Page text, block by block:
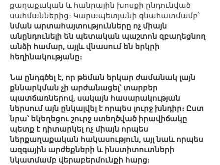
քաղաքական և հանրային խոսքի ընդունված
սահմաններից։ Կարապետյանի գնահատմամբ՝
նման արտահայտությունները ոչ միայն
անընդունելի են պետական պաշտոն զբաղեցնող
անձի համար, այլև վնասում են երկրի
հեղինակությանը։
Նա ընդգծել է, որ թեման երկար ժամանակ լայն
քննարկման չի արժանացել՝ տարբեր
պատճառներով, սակայն հասարակության
ներսում այն ընկալվել է որպես լուրջ խնդիր։ Ըստ
նրա՝ եկեղեցու շուրջ ստեղծված իրավիճակը
պետք է դիտարկել ոչ միայն որպես
ներքաղաքական հակասություն, այլ նաև որպես
ազգային արժեքների և ինստիտուտների
նկատմամբ վերաբերմունքի հարց։